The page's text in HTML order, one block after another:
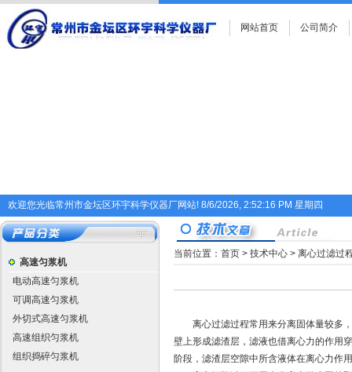
网站首页 公司简介
欢迎您光临常州市金坛区环宇科学仪器厂网站! 8/6/2026, 2:52:16 PM 星期四
高速匀浆机
电动高速匀浆机
可调高速匀浆机
外切式高速匀浆机
高速组织匀浆机
组织捣碎匀浆机
当前位置： 首页 > 技术中心 > 离心过滤过
离心过滤过程常用来分离固体量较多，
壁上形成滤渣层，滤液也借离心力的作用
阶段，滤渣层空隙中所含液体在离心力作